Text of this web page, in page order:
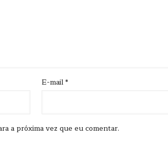
E-mail*
a próxima vez que eu comentar.